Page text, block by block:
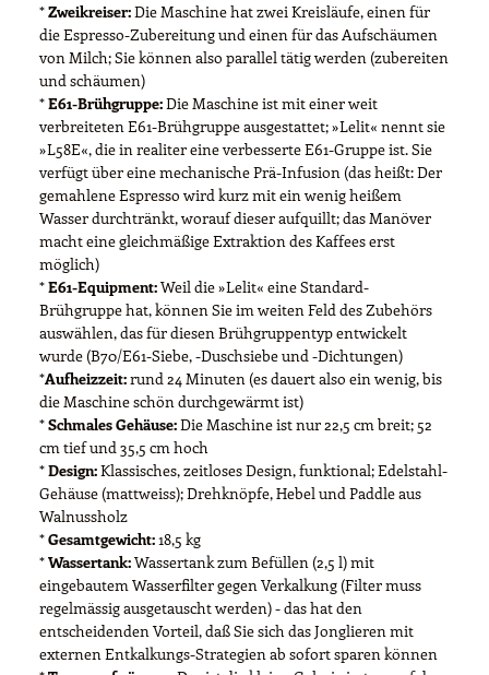
*Zweikreiser:Die Maschine hat zwei Kreisläufe, einen für
die Espresso-Zubereitung und einen für das Aufschäumen
von Milch; Sie können also parallel tätig werden (zubereiten
und schäumen)
*E61-Brühgruppe:Die Maschine ist mit einer weit
verbreiteten E61-Brühgruppe ausgestattet; »Lelit« nennt sie
»L58E«, die in realiter eine verbesserte E61-Gruppe ist. Sie
verfügt über eine mechanische Prä-Infusion (das heißt: Der
gemahlene Espresso wird kurz mit ein wenig heißem
Wasser durchtränkt, worauf dieser aufquillt; das Manöver
macht eine gleichmäßige Extraktion des Kaffees erst
möglich)
*E61-Equipment:Weil die »Lelit« eine Standard-
Brühgruppe hat, können Sie im weiten Feld des Zubehörs
auswählen, das für diesen Brühgruppentyp entwickelt
wurde (B70/E61-Siebe, -Duschsiebe und -Dichtungen)
*Aufheizzeit:rund 24 Minuten (es dauert also ein wenig, bis
die Maschine schön durchgewärmt ist)
*Schmales Gehäuse:Die Maschine ist nur 22,5 cm breit; 52
cm tief und 35,5 cm hoch
*Design:Klassisches, zeitloses Design, funktional; Edelstahl-
Gehäuse (mattweiss); Drehknöpfe, Hebel und Paddle aus
Walnussholz
*Gesamtgewicht:18,5 kg
*Wassertank:Wassertank zum Befüllen (2,5 l) mit
eingebautem Wasserfilter gegen Verkalkung (Filter muss
regelmässig ausgetauscht werden) - das hat den
entscheidenden Vorteil, daß Sie sich das Jonglieren mit
externen Entkalkungs-Strategien ab sofort sparen können